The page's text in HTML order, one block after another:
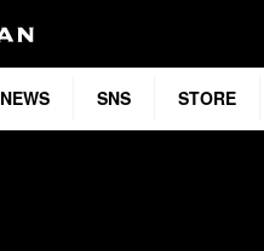
NEWS SNS STORE